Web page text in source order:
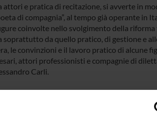
attori e pratica di recitazione, si avverte in
di compagnia”, al tempo già operante in
coinvolte nello svolgimento della
da quello pratico, di gestione e
le convinzioni e il lavoro pratico di
attori professionisti e compagnie di
Carli.